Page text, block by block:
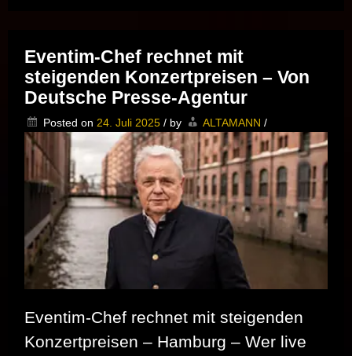
Die
Rückkehr
des
WALL
CITY
ROCK
***
Eventim-Chef rechnet mit
steigenden Konzertpreisen – Von
Deutsche Presse-Agentur
Posted on 24. Juli 2025 / by ALTAMANN /
Eventim-Chef rechnet mit steigenden
Konzertpreisen – Hamburg – Wer live